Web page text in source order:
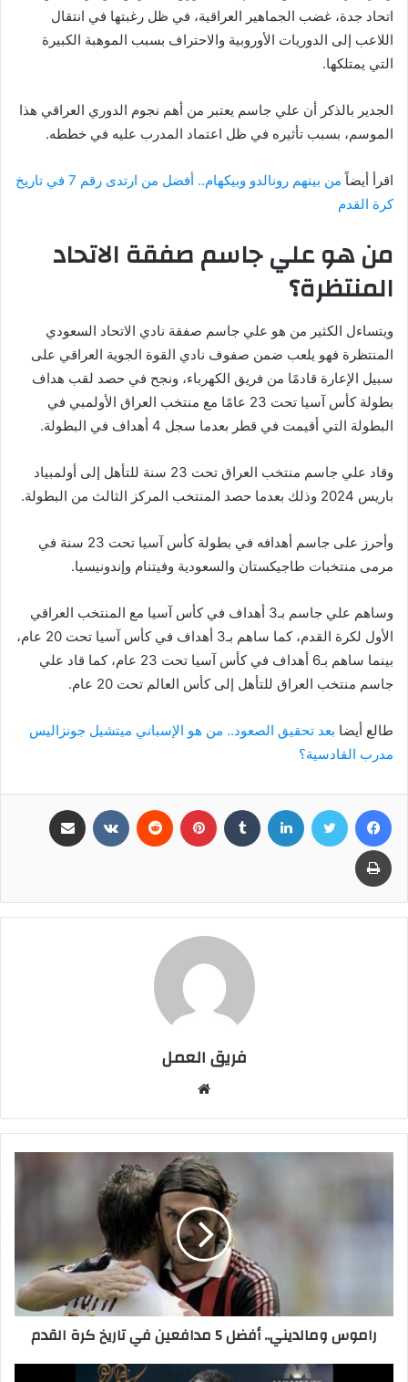
اتحاد جدة، غضب الجماهير العراقية، في ظل رغبتها في انتقال
اللاعب إلى الدوريات الأوروبية والاحتراف بسبب الموهبة الكبيرة
التي يمتلكها.
الجدير بالذكر أن علي جاسم يعتبر من أهم نجوم الدوري العراقي هذا
الموسم، بسبب تأثيره في ظل اعتماد المدرب عليه في خططه.
اقرأ أيضاً
من بينهم رونالدو وبيكهام.. أفضل من ارتدى رقم 7 في تاريخ
كرة القدم
من هو علي جاسم صفقة الاتحاد
المنتظرة؟
ويتساءل الكثير من هو علي جاسم صفقة نادي الاتحاد السعودي
المنتظرة فهو يلعب ضمن صفوف نادي القوة الجوية العراقي على
سبيل الإعارة قادمًا من فريق الكهرباء، ونجح في حصد لقب هداف
بطولة كأس آسيا تحت 23 عامًا مع منتخب العراق الأولمبي في
البطولة التي أقيمت في قطر بعدما سجل 4 أهداف في البطولة.
وقاد علي جاسم منتخب العراق تحت 23 سنة للتأهل إلى أولمبياد
باريس 2024 وذلك بعدما حصد المنتخب المركز الثالث من البطولة.
وأحرز على جاسم أهدافه في بطولة كأس آسيا تحت 23 سنة في
مرمى منتخبات طاجيكستان والسعودية وفيتنام وإندونيسيا.
وساهم علي جاسم بـ3 أهداف في كأس آسيا مع المنتخب العراقي
الأول لكرة القدم، كما ساهم بـ3 أهداف في كأس آسيا تحت 20 عام،
بينما ساهم بـ6 أهداف في كأس آسيا تحت 23 عام، كما قاد علي
جاسم منتخب العراق للتأهل إلى كأس العالم تحت 20 عام.
طالع أيضا بعد تحقيق الصعود.. من هو الإسباني ميتشيل جونزاليس
مدرب القادسية؟
فيسبوك تويتر لينكدإن بينتيريست
طباعة
فريق العمل
راموس ومالديني.. أفضل 5 مدافعين في تاريخ كرة القدم